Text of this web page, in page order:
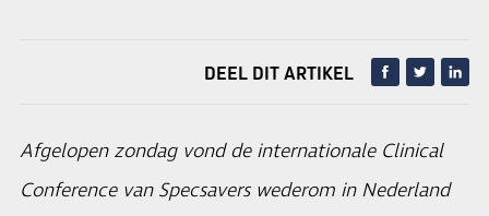
DEEL DIT ARTIKEL
Afgelopen zondag vond de internationale Clinical
Conference van Specsavers wederom in Nederland